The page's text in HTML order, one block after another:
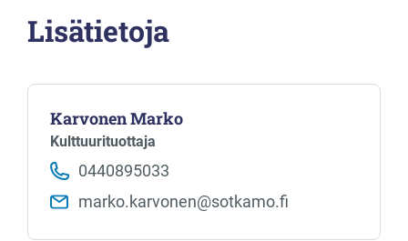
Lisätietoja
Karvonen Marko
Kulttuurituottaja
0440895033
marko.karvonen​@sotkamo.fi